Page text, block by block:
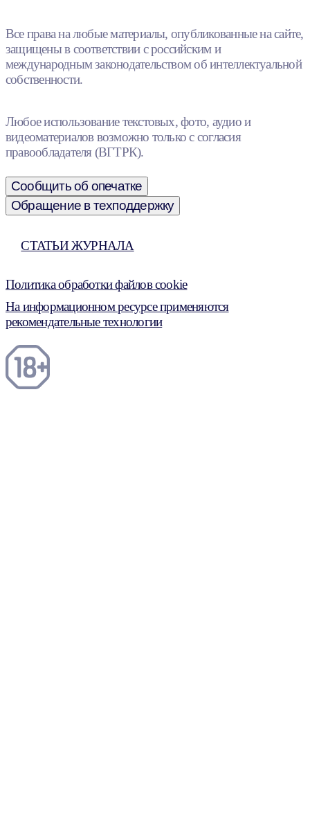
Все права на любые материалы, опубликованные на сайте,
защищены в соответствии с российским и
международным законодательством об интеллектуальной
собственности.
Любое использование текстовых, фото, аудио и
видеоматериалов возможно только с согласия
правообладателя (ВГТРК).
Сообщить об опечатке
Обращение в техподдержку
СТАТЬИ ЖУРНАЛА
Политика обработки файлов cookie
На информационном ресурсе применяются
рекомендательные технологии